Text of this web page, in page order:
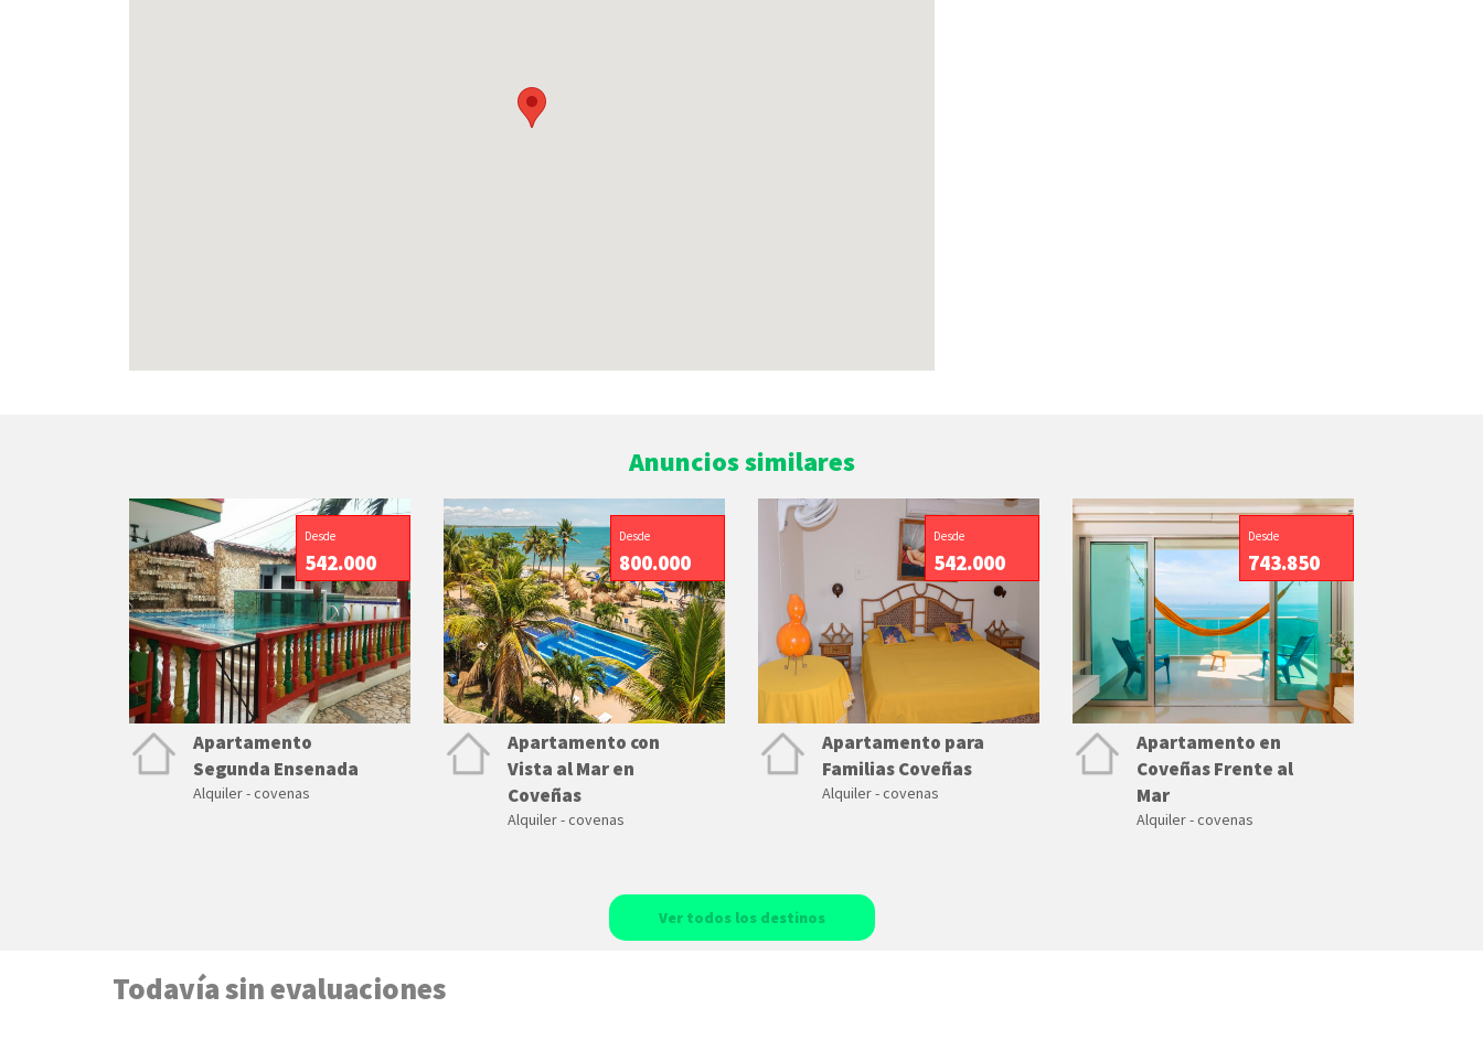
Anuncios similares
Desde
542.000
Apartamento
Segunda Ensenada
Alquiler - covenas
Desde
800.000
Apartamento con
Vista al Mar en
Coveñas
Alquiler - covenas
Desde
542.000
Apartamento para
Familias Coveñas
Alquiler - covenas
Desde
743.850
Apartamento en
Coveñas Frente al
Mar
Alquiler - covenas
Ver todos los destinos
Todavía sin evaluaciones